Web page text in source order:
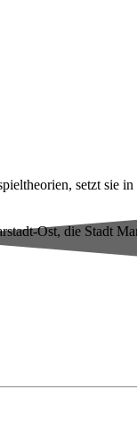
setzt sie
Ost, die Stadt